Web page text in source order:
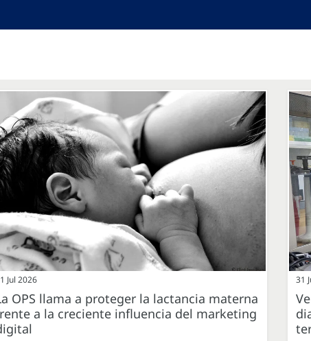
Jul 2026
OPS llama a proteger la lactancia materna
a la creciente influencia del marketing
31